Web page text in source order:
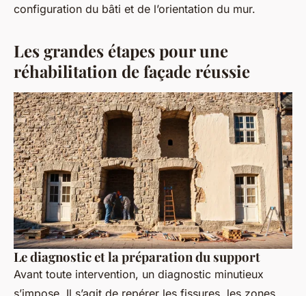
configuration du bâti et de l’orientation du mur.
Les grandes étapes pour une
réhabilitation de façade réussie
Le diagnostic et la préparation du support
Avant toute intervention, un diagnostic minutieux
s’impose. Il s’agit de repérer les fissures, les zones